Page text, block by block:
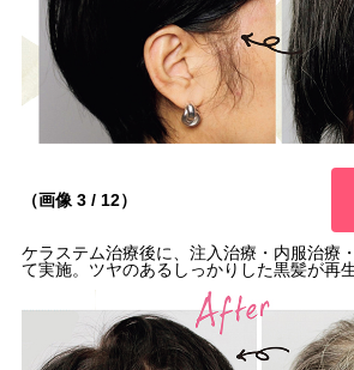
（画像 3 / 12）
ケラステム治療後に、注入治療・内服治療
て実施。ツヤのあるしっかりした黒髪が再